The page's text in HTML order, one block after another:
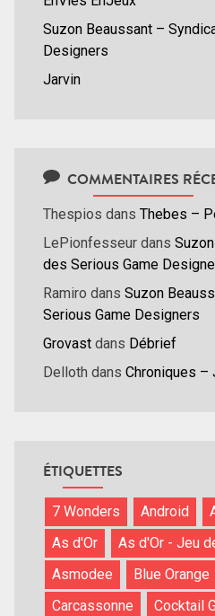
Suzon Beaussant –
Designers
Jarvin
COMMENTAIRES
Thespios dans Thebes –
LePionfesseur dans
des Serious Game
Ramiro dans Suzon
Serious Game Designers
Grovast dans Débrief
Delloth dans Chroniques –
ÉTIQUETTES
7 Wonders Android
As d'Or
As d'Or - Jeu
Asmodee
Blue Orange
Carcassonne
Cocktail